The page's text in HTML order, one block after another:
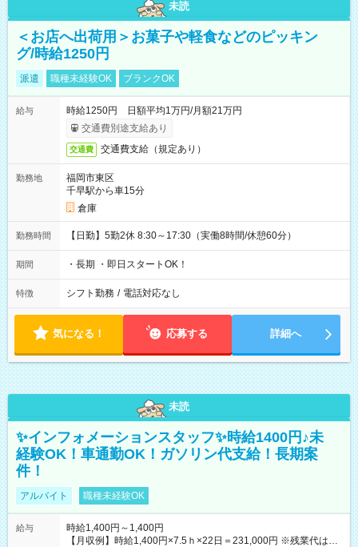
未読
＜お店へ出荷用＞お菓子や軽食などのピッキン
グ/時給1250円
派遣 職種未経験OK ブランクOK
給与
時給1250円 日額平均1万円/月額21万円
交通費別途支給あり
交通費 交通費支給（規定あり）
勤務地
福岡市東区
千早駅から車15分
倉庫
勤務時間 【日勤】5勤2休 8:30～17:30（実働8時間/休憩60分）
期間 ・長期 ・即日スタートOK！
特徴 シフト勤務 / 電話対応なし
気になる！ 応募する 詳細へ
未読
✨インフォメーションスタッフ✨時給1400円♪未
経験OK！車通勤OK！ガソリン代支給！長期案
件！
アルバイト 職種未経験OK
給与
時給1,400円～1,400円
【月収例】時給1,400円×7.5ｈ×22日＝231,000円 ※残業代は別